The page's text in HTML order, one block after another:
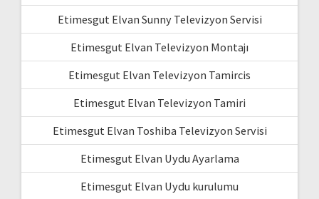
Etimesgut Elvan Sunny Televizyon Servisi
Etimesgut Elvan Televizyon Montajı
Etimesgut Elvan Televizyon Tamircis
Etimesgut Elvan Televizyon Tamiri
Etimesgut Elvan Toshiba Televizyon Servisi
Etimesgut Elvan Uydu Ayarlama
Etimesgut Elvan Uydu kurulumu